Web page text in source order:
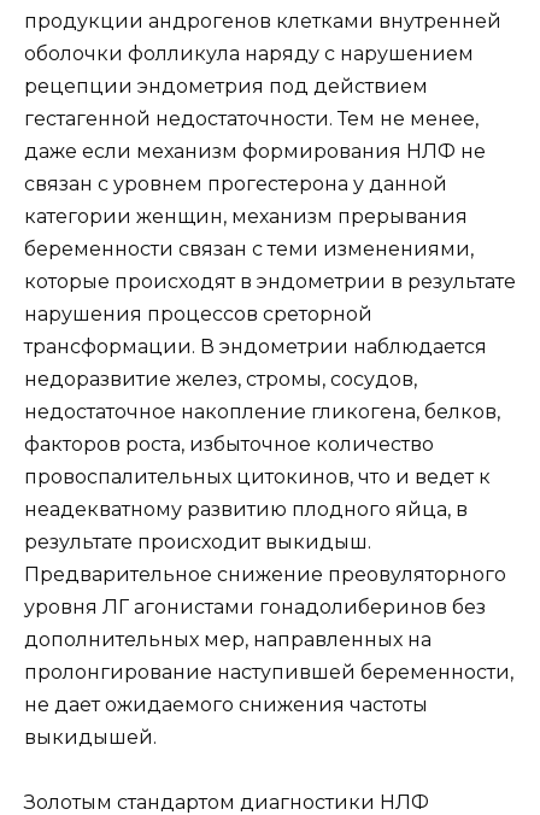
продукции андрогенов клетками внутренней
оболочки фолликула наряду с нарушением
рецепции эндометрия под действием
гестагенной недостаточности. Тем не менее,
даже если механизм формирования НЛФ не
связан с уровнем прогестерона у данной
категории женщин, механизм прерывания
беременности связан с теми изменениями,
которые происходят в эндометрии в результате
нарушения процессов среторной
трансформации. В эндометрии наблюдается
недоразвитие желез, стромы, сосудов,
недостаточное накопление гликогена, белков,
факторов роста, избыточное количество
провоспалительных цитокинов, что и ведет к
неадекватному развитию плодного яйца, в
результате происходит выкидыш.
Предварительное снижение преовуляторного
уровня ЛГ агонистами гонадолиберинов без
дополнительных мер, направленных на
пролонгирование наступившей беременности,
не дает ожидаемого снижения частоты
выкидышей.
Золотым стандартом диагностики НЛФ